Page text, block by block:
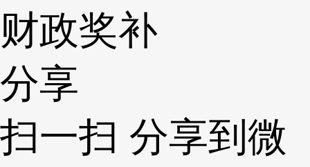
财政奖补
分享
扫一扫 分享到微